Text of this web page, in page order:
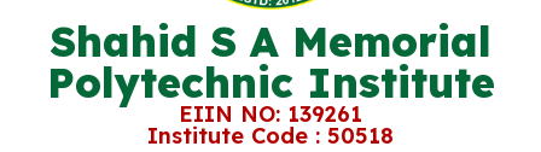
Shahid S A Memorial
Polytechnic Institute
EIIN NO: 139261
Institute Code : 50518